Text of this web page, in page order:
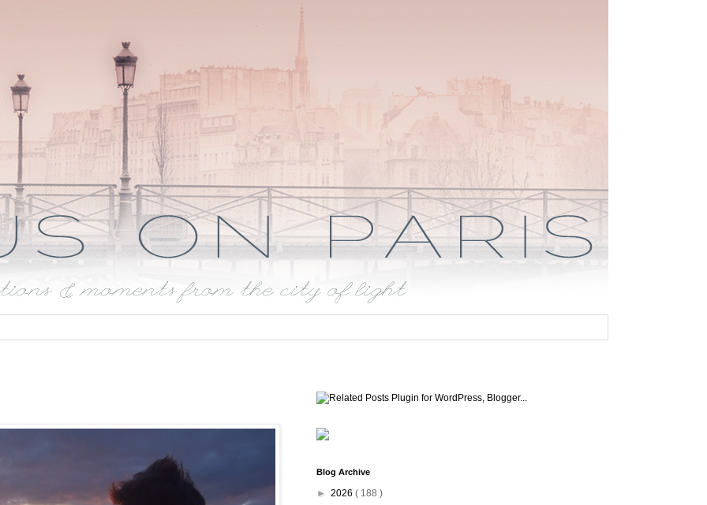
Blog Archive
► 2026 ( 188 )